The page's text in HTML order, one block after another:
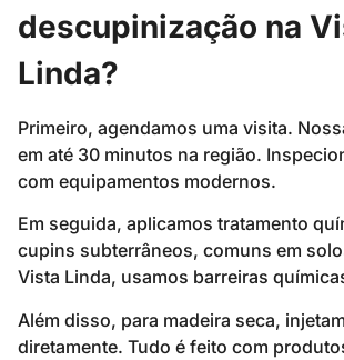
descupinização na
Linda?
Primeiro, agendamos uma visita.
em até 30 minutos na região.
com equipamentos modernos.
Em seguida, aplicamos tratamento
cupins subterrâneos, comuns em
Vista Linda, usamos barreiras
Além disso, para madeira seca,
diretamente. Tudo é feito com